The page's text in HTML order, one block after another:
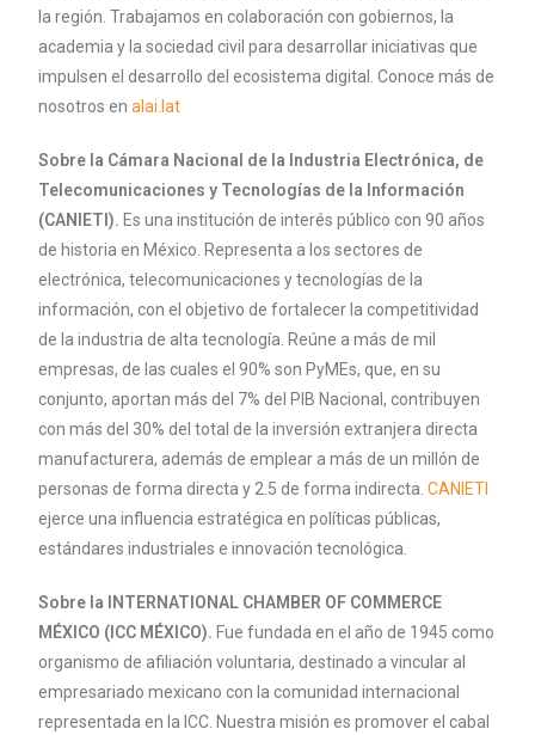
la región. Trabajamos en colaboración con gobiernos, la
academia y la sociedad civil para desarrollar iniciativas que
impulsen el desarrollo del ecosistema digital. Conoce más de
nosotros enalai.lat
Sobre la Cámara Nacional de la Industria Electrónica, de
Telecomunicaciones y Tecnologías de la Información
(CANIETI).Es una institución de interés público con 90 años
de historia en México. Representa a los sectores de
electrónica, telecomunicaciones y tecnologías de la
información, con el objetivo de fortalecer la competitividad
de la industria de alta tecnología. Reúne a más de mil
empresas, de las cuales el 90% son PyMEs, que, en su
conjunto, aportan más del 7% del PIB Nacional, contribuyen
con más del 30% del total de la inversión extranjera directa
manufacturera, además de emplear a más de un millón de
personas de forma directa y 2.5 de forma indirecta.CANIETI
ejerce una influencia estratégica en políticas públicas,
estándares industriales e innovación tecnológica.
Sobre la INTERNATIONAL CHAMBER OF COMMERCE
MÉXICO (ICC MÉXICO).Fue fundada en el año de 1945 como
organismo de afiliación voluntaria, destinado a vincular al
empresariado mexicano con la comunidad internacional
representada en la ICC. Nuestra misión es promover el cabal